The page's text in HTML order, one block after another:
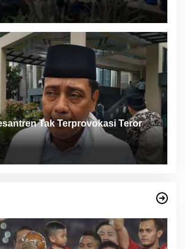
Tak Terprovokasi Teror